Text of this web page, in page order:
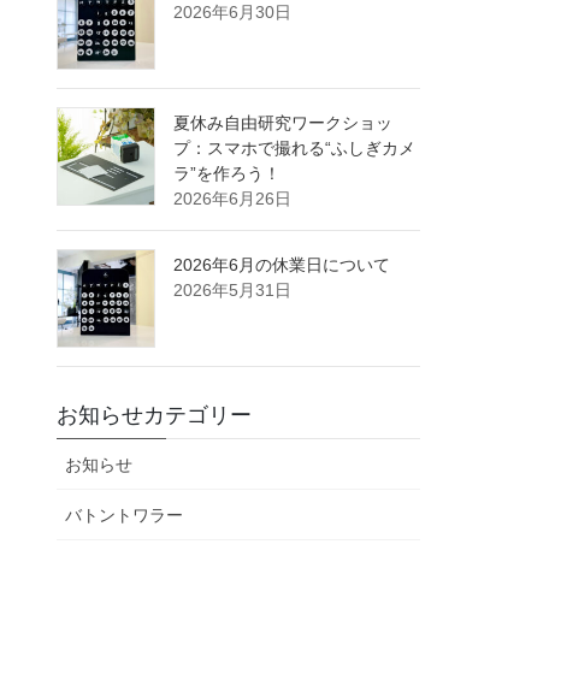
2026年6月30日
夏休み自由研究ワークショッ
プ：スマホで撮れる“ふしぎカメ
ラ”を作ろう！
2026年6月26日
2026年6月の休業日について
2026年5月31日
お知らせカテゴリー
お知らせ
バトントワラー